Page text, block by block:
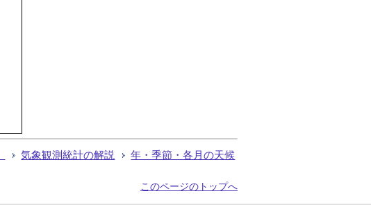
気象観測統計の解説 年・季節・各月の天候
このページのトップへ